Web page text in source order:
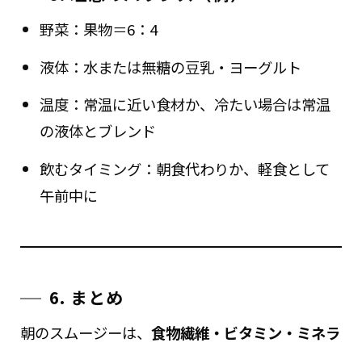
野菜：果物＝6：4
液体：水または無糖の豆乳・ヨーグルト
温度：常温に近い食材か、冷たい場合は常温
の液体とブレンド
飲むタイミング：朝食代わりか、軽食として
午前中に
6. まとめ
朝のスムージーは、 食物繊維・ビタミン・ミネラ